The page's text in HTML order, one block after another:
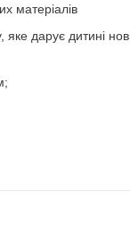
матеріалів
дарує дитині